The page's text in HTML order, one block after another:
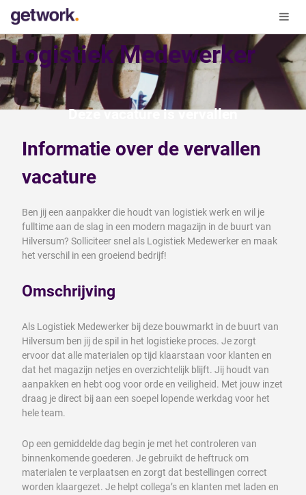
Logistiek Medewerker
Deze vacature is vervallen
Informatie over de vervallen
vacature
Ben jij een aanpakker die houdt van logistiek werk en wil je
fulltime aan de slag in een modern magazijn in de buurt van
Hilversum? Solliciteer snel als Logistiek Medewerker en maak
het verschil in een groeiend bedrijf!
Omschrijving
Als Logistiek Medewerker bij deze bouwmarkt in de buurt van
Hilversum ben jij de spil in het logistieke proces. Je zorgt
ervoor dat alle materialen op tijd klaarstaan voor klanten en
dat het magazijn netjes en overzichtelijk blijft. Jij houdt van
aanpakken en hebt oog voor orde en veiligheid. Met jouw inzet
draag je direct bij aan een soepel lopende werkdag voor het
hele team.
Op een gemiddelde dag begin je met het controleren van
binnenkomende goederen. Je gebruikt de heftruck om
materialen te verplaatsen en zorgt dat bestellingen correct
worden klaargezet. Je helpt collega’s en klanten met laden en